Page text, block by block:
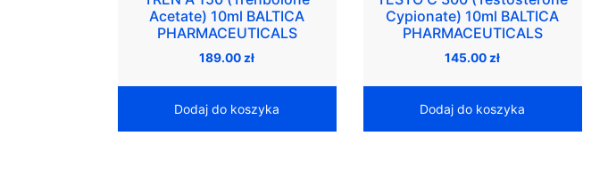
Acetate) 10ml BALTICA
PHARMACEUTICALS
189.00 zł
Dodaj do koszyka
Cypionate) 10ml BALTICA
PHARMACEUTICALS
145.00 zł
Dodaj do koszyka